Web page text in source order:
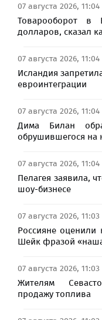
07 августа 2026, 11:04
Товарооборот в
долларов, сказал
07 августа 2026, 11:04
Исландия
евроинтеграции
07 августа 2026, 11:04
Дима Билан
обрушившегося на
07 августа 2026, 11:04
Пелагея заявила,
шоу-бизнесе
07 августа 2026, 11:03
Россияне
Шейк фразой
07 августа 2026, 11:03
Жителям
продажу топлива